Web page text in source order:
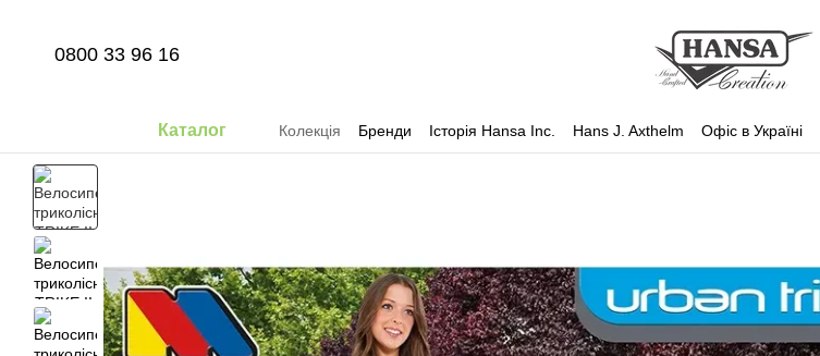
0800 33 96 16
Каталог Колекція Бренди Історія Hansa Inc. Hans J. Axthelm Офіс в Україні